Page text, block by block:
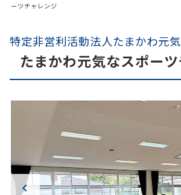
ーツチャレンジ
特定非営利活動法人たまかわ元
たまかわ元気なスポー